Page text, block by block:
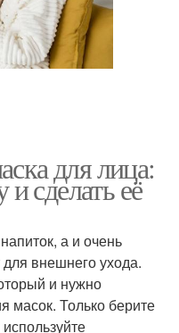
для лица:
сделать её
а и очень
внешнего ухода.
и нужно
масок. Только берите